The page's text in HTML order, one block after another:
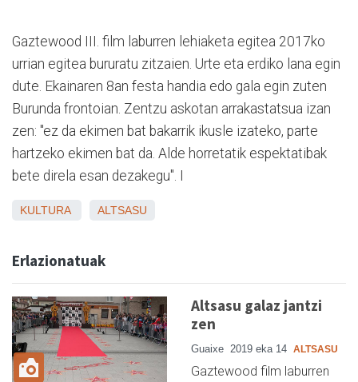
Gaztewood III. film laburren lehiaketa egitea 2017ko
urrian egitea bururatu zitzaien. Urte eta erdiko lana egin
dute. Ekainaren 8an festa handia edo gala egin zuten
Burunda frontoian. Zentzu askotan arrakastatsua izan
zen: "ez da ekimen bat bakarrik ikusle izateko, parte
hartzeko ekimen bat da. Alde horretatik espektatibak
bete direla esan dezakegu". I
KULTURA ALTSASU
Erlazionatuak
Altsasu galaz jantzi
zen
Guaixe 2019 eka 14 ALTSASU
Gaztewood film laburren